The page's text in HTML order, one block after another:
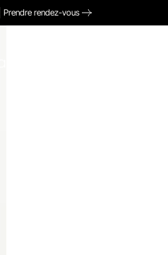
Prendre rendez-vous